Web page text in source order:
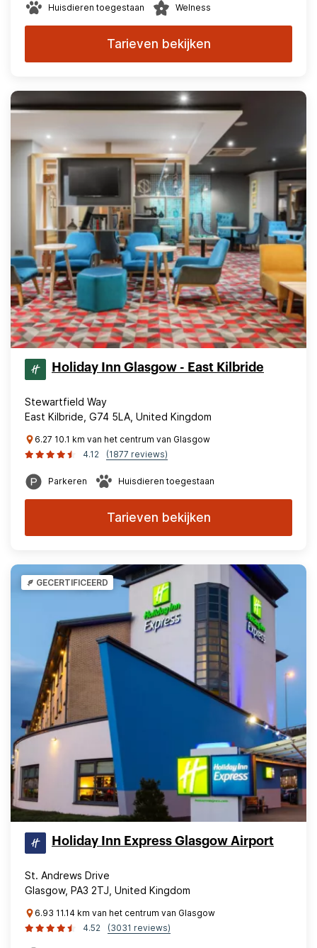
Huisdieren toegestaan Welness
Tarieven bekijken
Holiday Inn Glasgow - East Kilbride
Stewartfield Way
East Kilbride, G74 5LA, United Kingdom
6.27 10.1 km van het centrum van Glasgow
4.12
(1877 reviews)
Parkeren Huisdieren toegestaan
Tarieven bekijken
GECERTIFICEERD
Holiday Inn Express Glasgow Airport
St. Andrews Drive
Glasgow, PA3 2TJ, United Kingdom
6.93 11.14 km van het centrum van Glasgow
4.52
(3031 reviews)